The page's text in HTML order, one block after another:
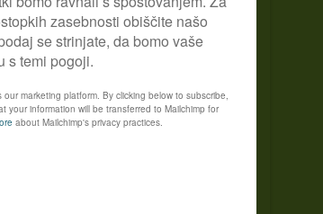
UPORABNIK OD21. 06. 2016